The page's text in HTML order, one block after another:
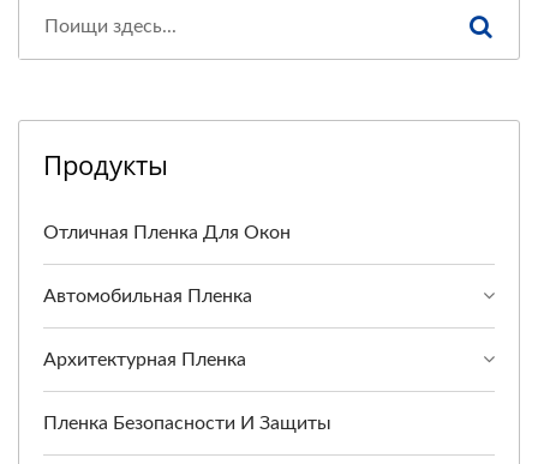
Продукты
Отличная Пленка Для Окон
Автомобильная Пленка
Архитектурная Пленка
Пленка Безопасности И Защиты